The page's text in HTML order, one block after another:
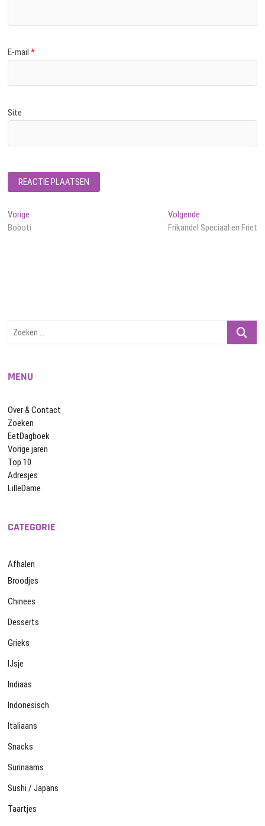
E-mail*
Site
Bericht
navigatie
Vorige
bericht:
Boboti
VolgendeVolgend
bericht:
Frikandel Speciaal en Friet
Zoeken
MENU
Over & Contact
Zoeken
EetDagboek
Vorige jaren
Top 10
Adresjes
LilleDame
CATEGORIE
Afhalen
Broodjes
Chinees
Desserts
Grieks
IJsje
Indiaas
Indonesisch
Italiaans
Snacks
Surinaams
Sushi / Japans
Taartjes